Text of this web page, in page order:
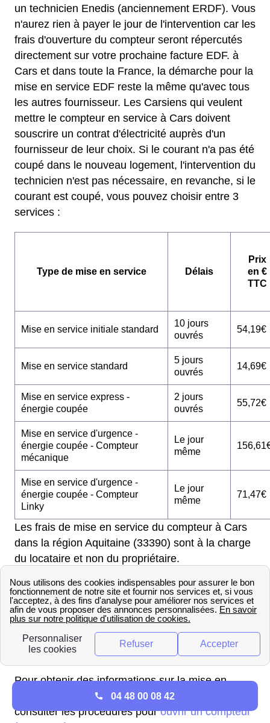
un technicien Enedis (anciennement ERDF). Vous
n'aurez rien à payer le jour de l'intervention car les
frais d'ouverture du compteur seront répercutés
directement sur votre prochaine facture EDF. à
Cars et dans toute la France, la démarche pour la
mise en service EDF reste la même qu'avec tous
les autres fournisseur. Les Carsiens qui veulent
mettre le compteur en service à Cars doivent
souscrire un contrat d'électricité auprès d'un
fournisseur de leur choix. Si le courant n'a pas été
coupé dans le nouveau logement, l'intervention du
technicien n'est pas nécessaire, en revanche, si le
courant est coupé, vous pouvez choisir entre 3
services :
Type de mise en service Délais
Prix
en €
TTC
Mise en service initiale standard
10 jours
ouvrés
54,19€
Mise en service standard
5 jours
ouvrés
14,69€
Mise en service express -
énergie coupée
2 jours
ouvrés
55,72€
Mise en service d'urgence -
énergie coupée - Compteur
mécanique
Le jour
même
Mise en service d'urgence -
énergie coupée - Compteur
Linky
Le jour
même
71,47€
Les frais de mise en service du compteur à Cars
dans la région Aquitaine (33390) sont à la charge
du locataire et non du propriétaire.
neuve dans la région Aquitaine, il faut effectuer la
première mise en service, le prix est de 54,19€
avec un délai d'intervention de 10 jours ouvrés.
En plus, une attestation de conformité CONSUEL
vous sera demandée.
Pour obtenir des informations sur la mise en
service de l'électricité à côté de Cars, veuillez
consulter les procédures pourouvrir un compteur
04 48 00 08 42